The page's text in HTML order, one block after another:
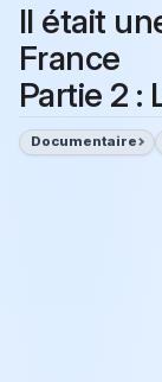
Il était
France
Partie 2 :
Documentaire